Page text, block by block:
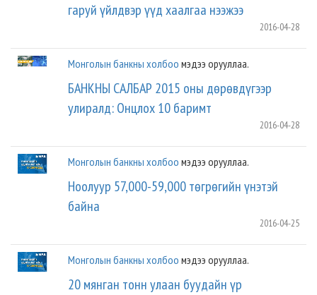
гаруй үйлдвэр үүд хаалгаа нээжээ
2016-04-28
Монголын банкны холбоо мэдээ орууллаа.
БАНКНЫ САЛБАР 2015 оны дөрөвдүгээр
улиралд: Онцлох 10 баримт
2016-04-28
Монголын банкны холбоо мэдээ орууллаа.
Ноолуур 57,000-59,000 төгрөгийн үнэтэй
байна
2016-04-25
Монголын банкны холбоо мэдээ орууллаа.
20 мянган тонн улаан буудайн үр